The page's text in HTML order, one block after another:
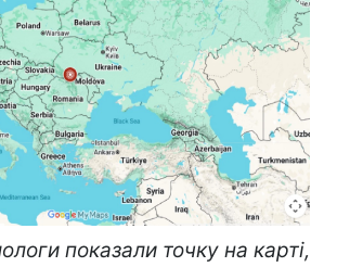
показали точку на карті,